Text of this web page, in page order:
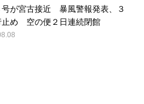
号が宮古接近 暴風警報発表、３
止め 空の便２日連続閉館